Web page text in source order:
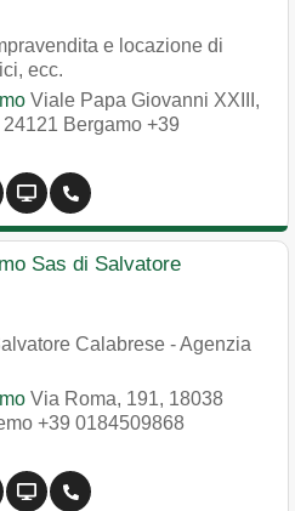
e locazione di
ecc.
Viale Papa Giovanni XXIII,
24121 Bergamo +39
Sas di Salvatore
Calabrese - Agenzia
Via Roma, 191, 18038
+39 0184509868